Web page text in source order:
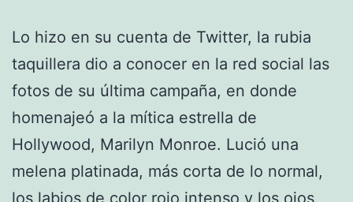
Lo hizo en su cuenta de Twitter, la rubia
taquillera dio a conocer en la red social las
fotos de su última campaña, en donde
homenajeó a la mítica estrella de
Hollywood, Marilyn Monroe. Lució una
melena platinada, más corta de lo normal,
los labios de color rojo intenso y los ojos